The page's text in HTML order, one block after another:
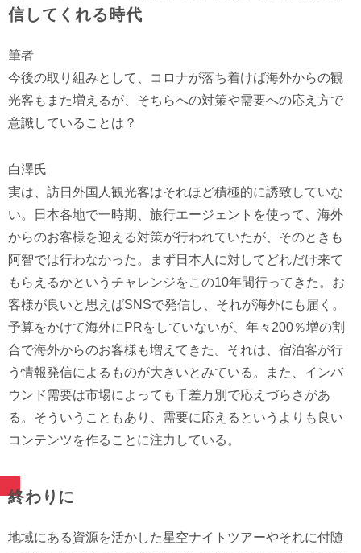
信してくれる時代
筆者
今後の取り組みとして、コロナが落ち着けば海外からの観
光客もまた増えるが、そちらへの対策や需要への応え方で
意識していることは？
白澤氏
実は、訪日外国人観光客はそれほど積極的に誘致していな
い。日本各地で一時期、旅行エージェントを使って、海外
からのお客様を迎える対策が行われていたが、そのときも
阿智では行わなかった。まず日本人に対してどれだけ来て
もらえるかというチャレンジをこの10年間行ってきた。お
客様が良いと思えばSNSで発信し、それが海外にも届く。
予算をかけて海外にPRをしていないが、年々200％増の割
合で海外からのお客様も増えてきた。それは、宿泊客が行
う情報発信によるものが大きいとみている。また、インバ
ウンド需要は市場によっても千差万別で応えづらさがあ
る。そういうこともあり、需要に応えるというよりも良い
コンテンツを作ることに注力している。
終わりに
地域にある資源を活かした星空ナイトツアーやそれに付随